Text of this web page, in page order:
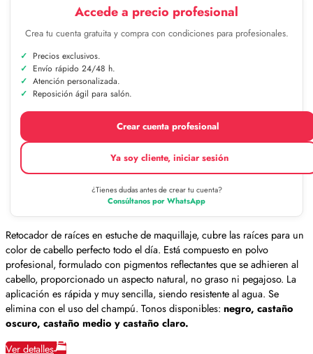
Accede a precio profesional
Crea tu cuenta gratuita y compra con condiciones para profesionales.
Precios exclusivos.
Envío rápido 24/48 h.
Atención personalizada.
Reposición ágil para salón.
Crear cuenta profesional
Ya soy cliente, iniciar sesión
¿Tienes dudas antes de crear tu cuenta?
Consúltanos por WhatsApp
Retocador de raíces en estuche de maquillaje, cubre las raíces para un
color de cabello perfecto todo el día. Está compuesto en polvo
profesional, formulado con pigmentos reflectantes que se adhieren al
cabello, proporcionado un aspecto natural, no graso ni pegajoso. La
aplicación es rápida y muy sencilla, siendo resistente al agua. Se
elimina con el uso del champú. Tonos disponibles: negro, castaño
oscuro, castaño medio y castaño claro.
Ver detalles